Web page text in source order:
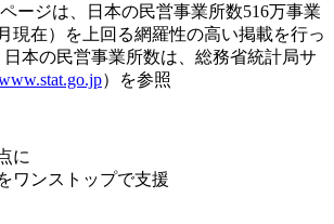
ージは、日本の民営事業所数516万事業
現在）を上回る網羅性の高い掲載を行っ
本の民営事業所数は、総務省統計局サ
）を参照
に
ワンストップで支援